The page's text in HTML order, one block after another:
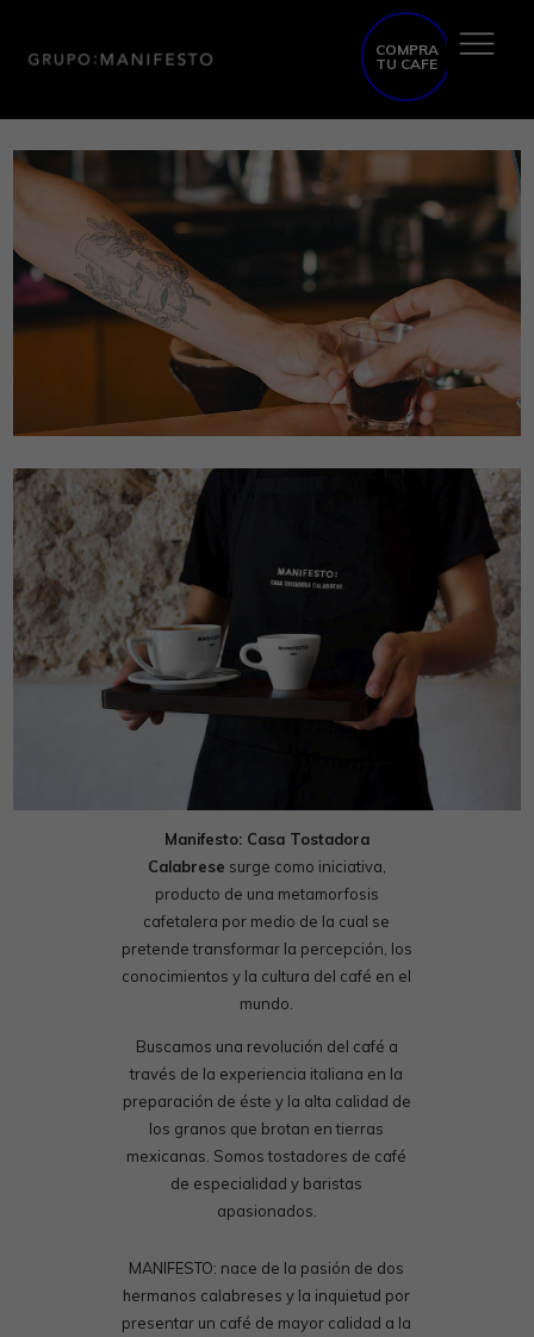
COMPRA
TU CAFE
Manifesto: Casa Tostadora
Calabrese surge como iniciativa,
producto de una metamorfosis
cafetalera por medio de la cual se
pretende transformar la percepción, los
conocimientos y la cultura del café en el
mundo.
Buscamos una revolución del café a
través de la experiencia italiana en la
preparación de éste y la alta calidad de
los granos que brotan en tierras
mexicanas. Somos tostadores de café
de especialidad y baristas
apasionados.
MANIFESTO: nace de la pasión de dos
hermanos calabreses y la inquietud por
presentar un café de mayor calidad a la